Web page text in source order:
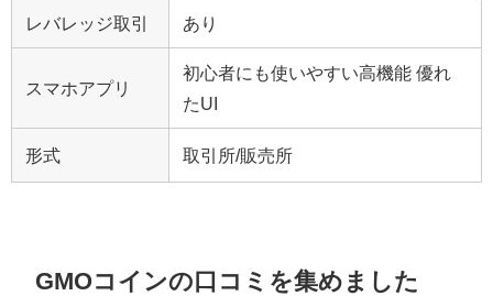
レバレッジ取引 あり
スマホアプリ
初心者にも使いやすい高機能 優れ
たUI
形式 取引所/販売所
GMOコインの口コミを集めました